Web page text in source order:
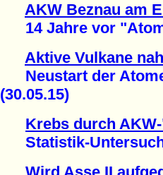
AKW Beznau am
14 Jahre vor
Aktive Vulkane
Neustart der
(30.05.15)
Krebs durch
Statistik-